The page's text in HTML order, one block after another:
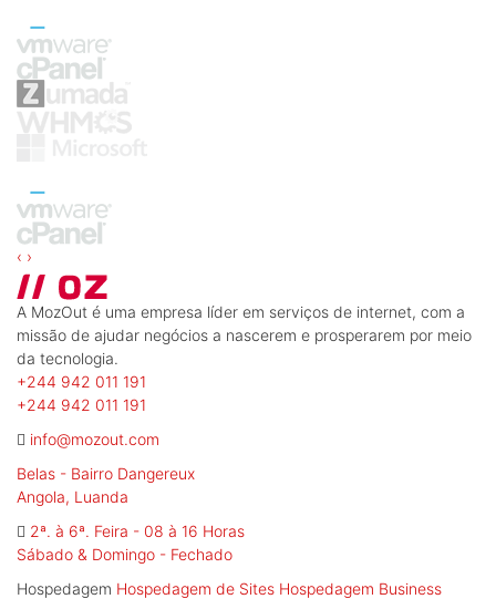
‹ ›
A MozOut é uma empresa líder em serviços de internet, com a
missão de ajudar negócios a nascerem e prosperarem por meio
da tecnologia.
+244 942 011 191
+244 942 011 191
info@mozout.com
Belas - Bairro Dangereux
Angola, Luanda
2ª. à 6ª. Feira - 08 à 16 Horas
Sábado & Domingo - Fechado
Hospedagem Hospedagem de Sites Hospedagem Business